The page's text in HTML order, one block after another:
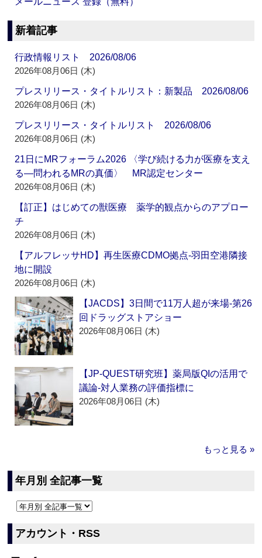
新着記事
行政情報リスト 2026/08/06
2026年08月06日 (木)
プレスリリース・タイトルリスト：新製品 2026/08/06
2026年08月06日 (木)
プレスリリース・タイトルリスト 2026/08/06
2026年08月06日 (木)
21日にMRフォーラム2026 〈学び続ける力が医療を支え
る―問われるMRの真価〉 MR認定センター
2026年08月06日 (木)
【訂正】はじめての獣医療 薬学的観点からのアプロー
チ
2026年08月06日 (木)
【アルフレッサHD】再生医療CDMO拠点‐羽田空港隣接
地に開設
2026年08月06日 (木)
【JACDS】3日間で11万人超が来場‐第26
回ドラッグストアショー
2026年08月06日 (木)
【JP-QUEST研究班】薬局版QIの活用で
議論‐対人業務の評価指標に
2026年08月06日 (木)
もっと見る »
年月別 全記事一覧
アカウント・RSS